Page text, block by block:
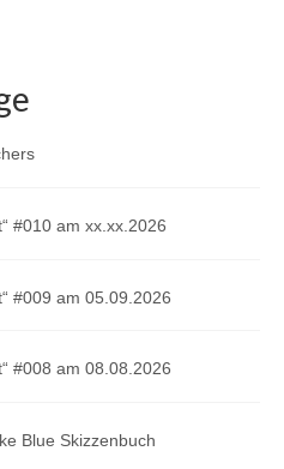
#010 am xx.xx.2026
#009 am 05.09.2026
#008 am 08.08.2026
Blue Skizzenbuch